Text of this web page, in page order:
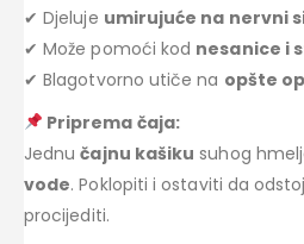
✔ Djeluje umirujuće na nervni
✔ Može pomoći kod nesanice i
✔ Blagotvorno utiče na opšte
Priprema čaja:
Jednučajnu kašiku suhog
vode. Poklopiti i ostaviti da
procijediti.